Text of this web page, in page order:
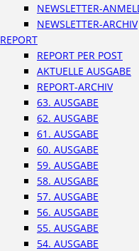
NEWSLETTER-
NEWSLETTER-ARCHIV
REPORT
REPORT PER POST
AKTUELLE AUSGABE
REPORT-ARCHIV
63. AUSGABE
62. AUSGABE
61. AUSGABE
60. AUSGABE
59. AUSGABE
58. AUSGABE
57. AUSGABE
56. AUSGABE
55. AUSGABE
54. AUSGABE